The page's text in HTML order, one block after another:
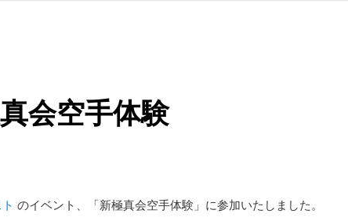
会空手体験
のイベント、「新極真会空手体験」に参加いたしました。